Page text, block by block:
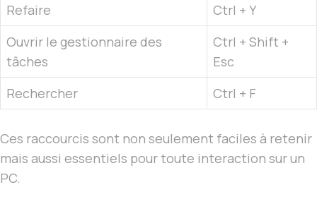
Refaire
Ctrl + Y
Ouvrir le gestionnaire des
tâches
Ctrl + Shift +
Esc
Rechercher
Ctrl + F
Ces raccourcis sont non seulement faciles à retenir
mais aussi essentiels pour toute interaction sur un
PC.